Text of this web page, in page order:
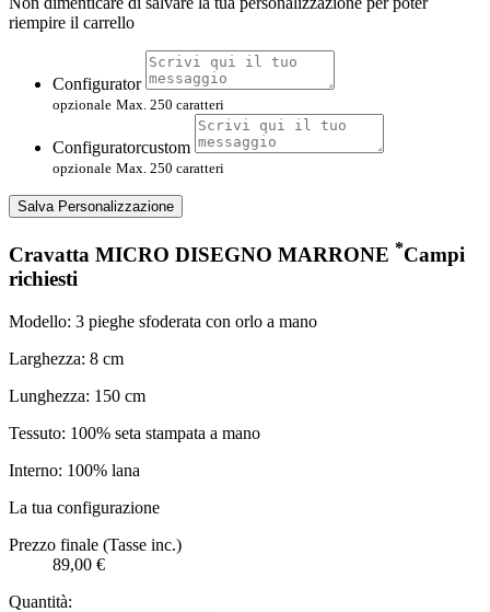
riempire il carrello
Configurator
opzionale Max. 250 caratteri
Configuratorcustom
opzionale Max. 250 caratteri
Salva Personalizzazione
Cravatta MICRO DISEGNO MARRONE *Campi
richiesti
Modello: 3 pieghe sfoderata con orlo a mano
Larghezza: 8 cm
Lunghezza: 150 cm
Tessuto: 100% seta stampata a mano
Interno: 100% lana
La tua configurazione
Prezzo finale (Tasse inc.)
89,00 €
Quantità: